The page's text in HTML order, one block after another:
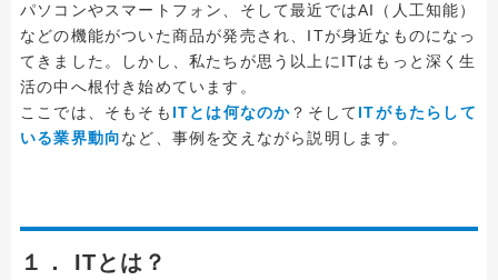
パソコンやスマートフォン、そして最近ではAI（人工知能）
などの機能がついた商品が発売され、ITが身近なものになっ
てきました。しかし、私たちが思う以上にITはもっと深く生
活の中へ根付き始めています。
ここでは、そもそも ITとは何なのか ？そしてITがもたらして
いる業界動向など、事例を交えながら説明します。
１． ITとは？